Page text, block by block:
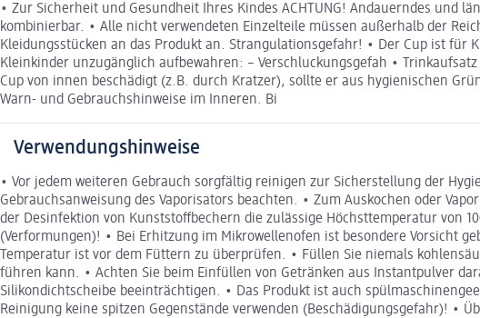
• Zur Sicherheit und Gesundheit Ihres Kindes ACHTUNG! Andauerndes und
kombinierbar. • Alle nicht verwendeten Einzelteile müssen außerhalb der
Kleidungsstücken an das Produkt an. Strangulationsgefahr! • Der Cup ist
Kleinkinder unzugänglich aufbewahren: – Verschluckungsgefah •
Cup von innen beschädigt (z.B. durch Kratzer), sollte er aus hygienischen
Warn- und Gebrauchshinweise im Inneren. Bi
Verwendungshinweise
• Vor jedem weiteren Gebrauch sorgfältig reinigen zur Sicherstellung der
Gebrauchsanweisung des Vaporisators beachten. • Zum Auskochen oder
der Desinfektion von Kunststoffbechern die zulässige Höchsttemperatur von
(Verformungen)! • Bei Erhitzung im Mikrowellenofen ist besondere Vorsicht
Temperatur ist vor dem Füttern zu überprüfen. • Füllen Sie niemals
führen kann. • Achten Sie beim Einfüllen von Getränken aus Instantpulver
Silikondichtscheibe beeinträchtigen. • Das Produkt ist auch
Reinigung keine spitzen Gegenstände verwenden (Beschädigungsgefahr)! •